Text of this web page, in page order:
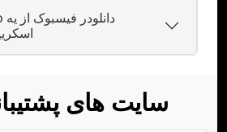
سایت های